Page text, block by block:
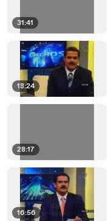
31:41
18:24
28:17
16:56